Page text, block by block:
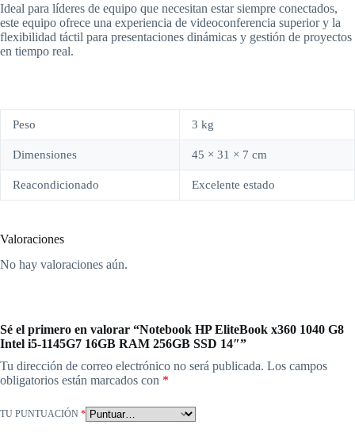
Ideal para líderes de equipo que necesitan estar siempre conectados,
este equipo ofrece una experiencia de videoconferencia superior y la
flexibilidad táctil para presentaciones dinámicas y gestión de proyectos
en tiempo real.
Peso 3 kg
Dimensiones 45 × 31 × 7 cm
Reacondicionado Excelente estado
Valoraciones
No hay valoraciones aún.
Sé el primero en valorar “Notebook HP EliteBook x360 1040 G8
Intel i5-1145G7 16GB RAM 256GB SSD 14″”
Tu dirección de correo electrónico no será publicada. Los campos
obligatorios están marcados con *
TU PUNTUACIÓN *